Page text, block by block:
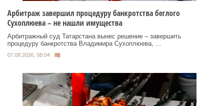
Арбитраж завершил процедуру банкротства беглого
Сухоплюева – не нашли имущества
Арбитражный суд Татарстана вынес решение – завершить
процедуру банкротства Владимира Сухоплюева, ...
07.08.2026, 08:04